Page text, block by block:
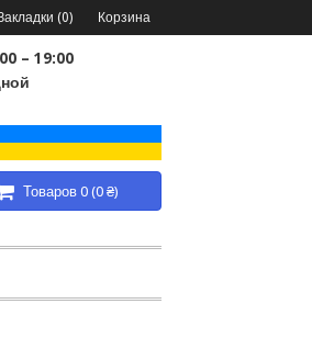
(0) Корзина
– 19:00
Товаров 0 (0 ₴)